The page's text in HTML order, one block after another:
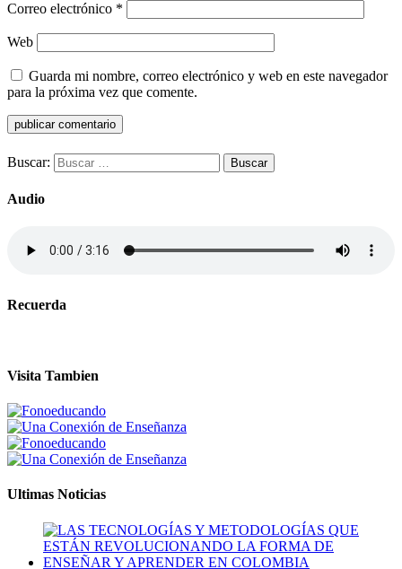
Correo electrónico *
Web
Guarda mi nombre, correo electrónico y web en este navegador
para la próxima vez que comente.
Buscar:
Audio
Recuerda
Visita Tambien
Ultimas Noticias